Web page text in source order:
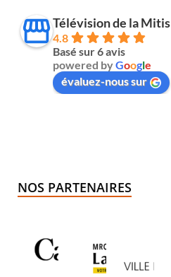
Télévision de la Mitis
4.8
Basé sur 6 avis
powered byGoogle
évaluez-nous sur
NOS PARTENAIRES